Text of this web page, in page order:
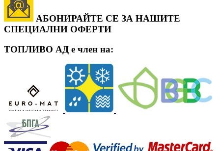
АБОНИРАЙТЕ СЕ ЗА НАШИТЕ
СПЕЦИАЛНИ ОФЕРТИ
ТОПЛИВО АД е член на: